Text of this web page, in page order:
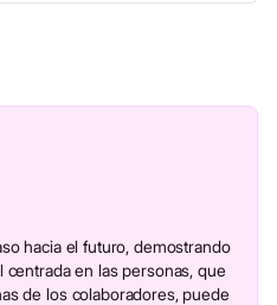
hacia el futuro, demostrando
en las personas, que
de los colaboradores, puede